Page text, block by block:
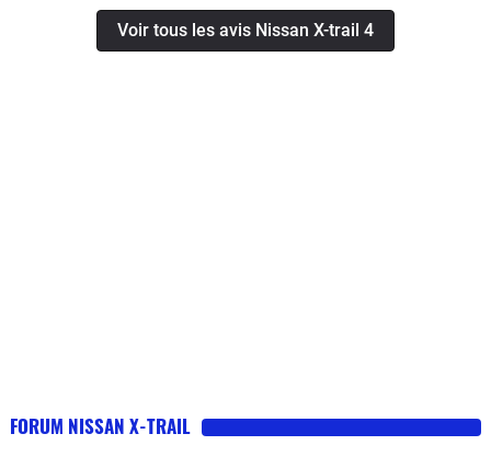
Service client deplorable. Consomation eleve si on ne
pratique pas l'eco conduite. Le moteur thermique
Voir tous les avis Nissan X-trail 4
FORUM NISSAN X-TRAIL